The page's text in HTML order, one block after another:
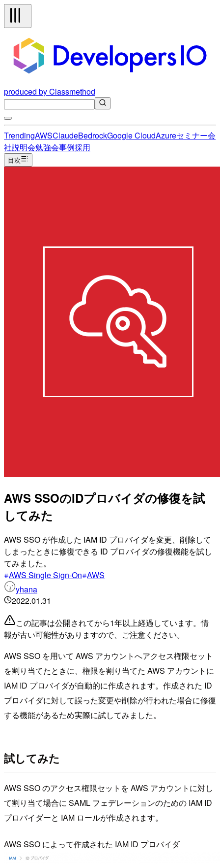
produced by Classmethod
TrendingAWSClaudeBedrockGoogle CloudAzureセミナー会
社説明会勉強会事例採用
目次
AWS SSOのIDプロバイダの修復を試
してみた
AWS SSO が作成した IAM ID プロバイダを変更、削除して
しまったときに修復できる ID プロバイダの修復機能を試し
てみました。
AWS Single Sign-On AWS
yhana
2022.01.31
この記事は公開されてから1年以上経過しています。情
報が古い可能性がありますので、ご注意ください。
AWS SSO を用いて AWS アカウントへアクセス権限セット
を割り当てたときに、権限を割り当てた AWS アカウントに
IAM ID プロバイダが自動的に作成されます。作成された ID
プロバイダに対して誤った変更や削除が行われた場合に修復
する機能があるため実際に試してみました。
試してみた
AWS SSO のアクセス権限セットを AWS アカウントに対し
て割り当て場合に SAML フェデレーションのための IAM ID
プロパイダーと IAM ロールが作成されます。
AWS SSO によって作成された IAM ID プロバイダ